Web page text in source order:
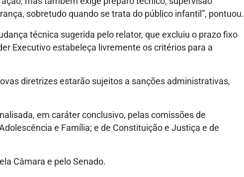
sobretudo quando se trata do público infantil”, pontuou.
técnica sugerida pelo relator, que excluiu o prazo fixo
Executivo estabeleça livremente os critérios para a
diretrizes estarão sujeitos a sanções administrativas,
em caráter conclusivo, pelas comissões de
e Família; e de Constituição e Justiça e de
Câmara e pelo Senado.